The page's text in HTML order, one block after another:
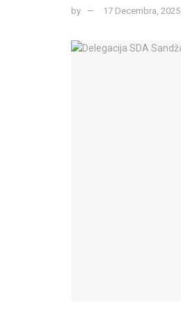
by 17 Decembra, 2025